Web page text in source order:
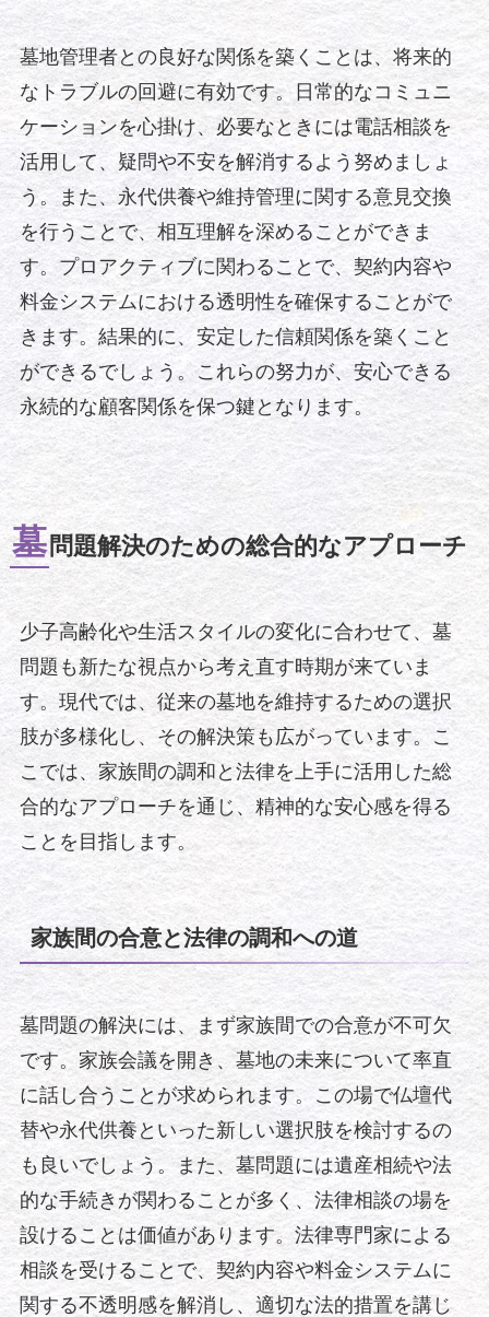
墓地管理者との良好な関係を築くことは、将来的
なトラブルの回避に有効です。日常的なコミュニ
ケーションを心掛け、必要なときには電話相談を
活用して、疑問や不安を解消するよう努めましょ
う。また、永代供養や維持管理に関する意見交換
を行うことで、相互理解を深めることができま
す。プロアクティブに関わることで、契約内容や
料金システムにおける透明性を確保することがで
きます。結果的に、安定した信頼関係を築くこと
ができるでしょう。これらの努力が、安心できる
永続的な顧客関係を保つ鍵となります。
墓問題解決のための総合的なアプローチ
少子高齢化や生活スタイルの変化に合わせて、墓
問題も新たな視点から考え直す時期が来ていま
す。現代では、従来の墓地を維持するための選択
肢が多様化し、その解決策も広がっています。こ
こでは、家族間の調和と法律を上手に活用した総
合的なアプローチを通じ、精神的な安心感を得る
ことを目指します。
家族間の合意と法律の調和への道
墓問題の解決には、まず家族間での合意が不可欠
です。家族会議を開き、墓地の未来について率直
に話し合うことが求められます。この場で仏壇代
替や永代供養といった新しい選択肢を検討するの
も良いでしょう。また、墓問題には遺産相続や法
的な手続きが関わることが多く、法律相談の場を
設けることは価値があります。法律専門家による
相談を受けることで、契約内容や料金システムに
関する不透明感を解消し、適切な法的措置を講じ